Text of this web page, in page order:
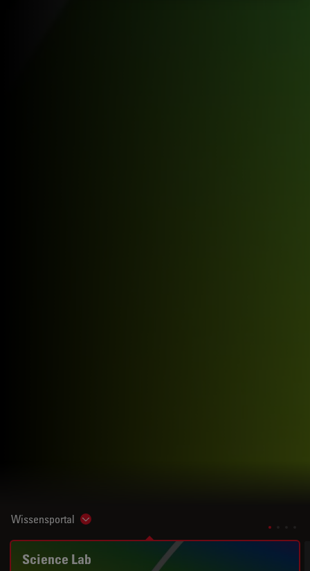
Wissensportal Show subnavigation
Science Lab